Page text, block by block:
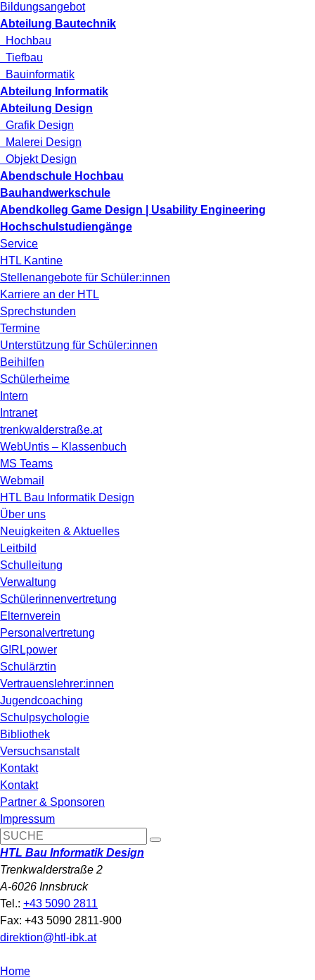
Bildungsangebot
Abteilung Bautechnik
Hochbau
Tiefbau
Bauinformatik
Abteilung Informatik
Abteilung Design
Grafik Design
Malerei Design
Objekt Design
Abendschule Hochbau
Bauhandwerkschule
Abendkolleg Game Design | Usability Engineering
Hochschulstudiengänge
Service
HTL Kantine
Stellenangebote für Schüler:innen
Karriere an der HTL
Sprechstunden
Termine
Unterstützung für Schüler:innen
Beihilfen
Schülerheime
Intern
Intranet
trenkwalderstraße.at
WebUntis – Klassenbuch
MS Teams
Webmail
HTL Bau Informatik Design
Über uns
Neuigkeiten & Aktuelles
Leitbild
Schulleitung
Verwaltung
Schülerinnenvertretung
Elternverein
Personalvertretung
G!RLpower
Schulärztin
Vertrauenslehrer:innen
Jugendcoaching
Schulpsychologie
Bibliothek
Versuchsanstalt
Kontakt
Kontakt
Partner & Sponsoren
Impressum
HTL Bau Informatik Design
Trenkwalderstraße 2
A-6026 Innsbruck
Tel.: +43 5090 2811
Fax: +43 5090 2811-900
direktion@htl-ibk.at
Home